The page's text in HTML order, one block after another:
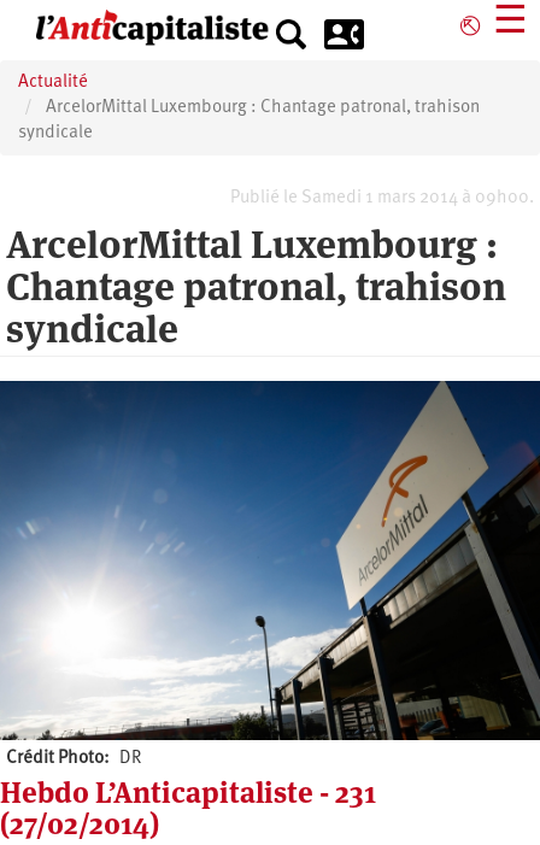
principal
⎋ ☰
Actualité
ArcelorMittal Luxembourg : Chantage patronal, trahison
syndicale
Publié le Samedi 1 mars 2014 à 09h00.
ArcelorMittal Luxembourg :
Chantage patronal, trahison
syndicale
Crédit Photo DR
Hebdo L’Anticapitaliste - 231
(27/02/2014)